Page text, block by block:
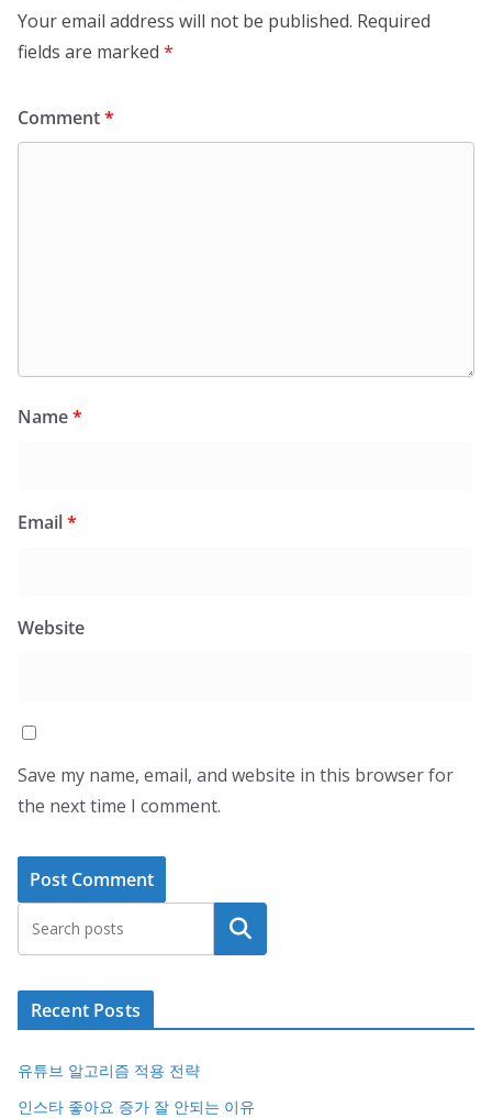
Your email address will not be published. Required
fields are marked *
Comment*
Name*
Email*
Website
Save my name, email, and website in this browser for
the next time I comment.
Search
Recent Posts
유튜브 알고리즘 적용 전략
인스타 좋아요 증가 잘 안되는 이유